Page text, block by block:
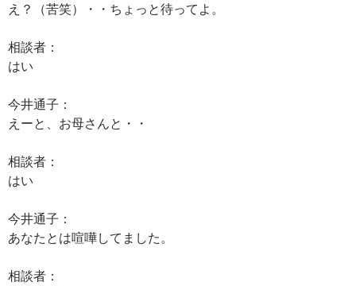
え？（苦笑）・・ちょっと待ってよ。
相談者：
はい
今井通子：
えーと、お母さんと・・
相談者：
はい
今井通子：
あなたとは喧嘩してました。
相談者：